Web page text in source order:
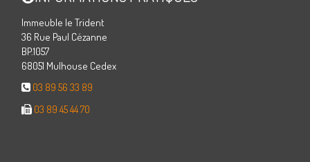
Immeuble le Trident
36 Rue Paul Cézanne
BP.1057
68051 Mulhouse Cedex
03 89 56 33 89
03 89 45 44 70